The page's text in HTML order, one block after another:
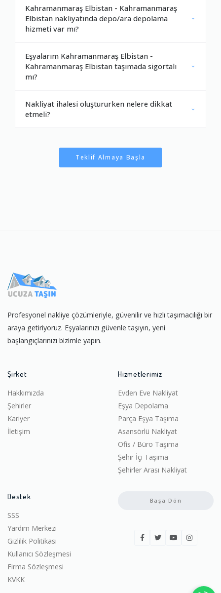
Kahramanmaraş Elbistan - Kahramanmaraş
Elbistan nakliyatında depo/ara depolama
hizmeti var mı?
Eşyalarım Kahramanmaraş Elbistan -
Kahramanmaraş Elbistan taşımada sigortalı
mı?
Nakliyat ihalesi oluştururken nelere dikkat
etmeli?
Teklif Almaya Başla
Profesyonel nakliye çözümleriyle, güvenilir ve hızlı taşımacılığı bir
araya getiriyoruz. Eşyalarınızı güvenle taşıyın, yeni
başlangıçlarınızı bizimle yapın.
Şirket
Hakkımızda
Şehirler
Kariyer
İletişim
Hizmetlerimiz
Evden Eve Nakliyat
Eşya Depolama
Parça Eşya Taşıma
Asansörlü Nakliyat
Ofis / Büro Taşıma
Şehir İçi Taşıma
Şehirler Arası Nakliyat
Destek
SSS
Yardım Merkezi
Gizlilik Politikası
Kullanıcı Sözleşmesi
Firma Sözleşmesi
KVKK
Başa Dön